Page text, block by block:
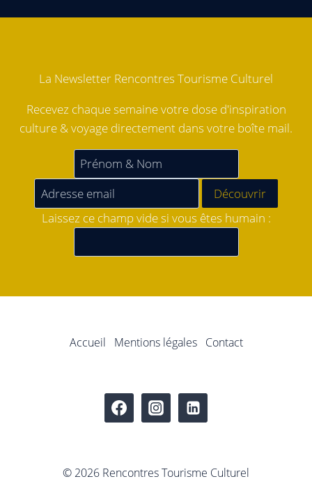
La Newsletter Rencontres Tourisme Culturel
Recevez chaque semaine votre dose d'inspiration
culture & voyage directement dans votre boîte mail.
Laissez ce champ vide si vous êtes humain :
Accueil Mentions légales Contact
© 2026 Rencontres Tourisme Culturel